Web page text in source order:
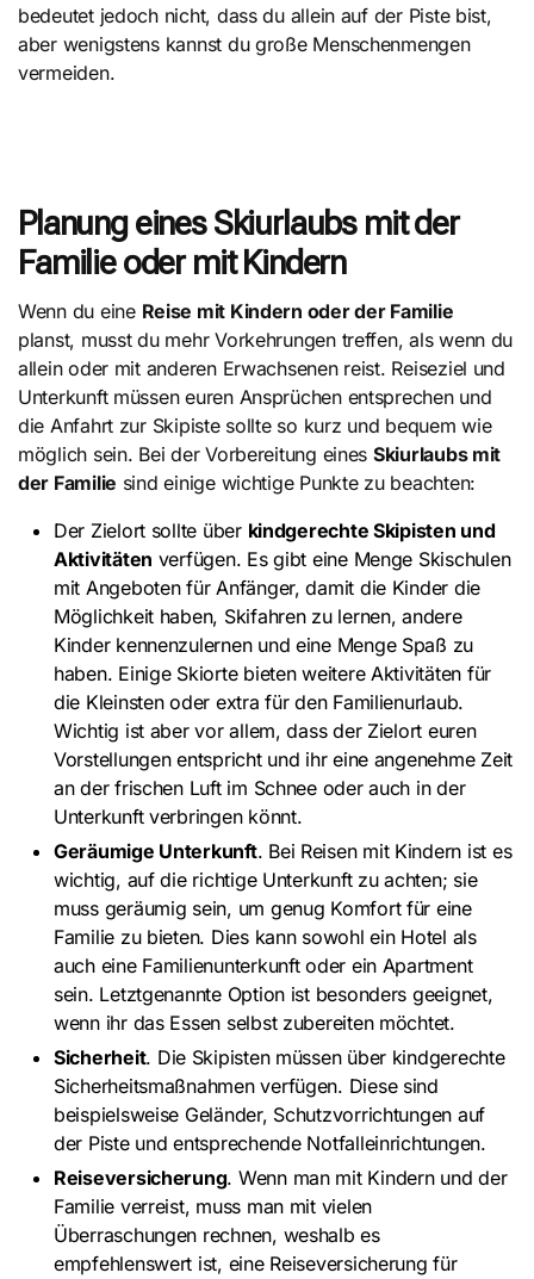
bedeutet jedoch nicht, dass du allein auf der Piste bist,
aber wenigstens kannst du große Menschenmengen
vermeiden.
Planung eines Skiurlaubs mit der
Familie oder mit Kindern
Wenn du eine Reise mit Kindern oder der Familie
planst, musst du mehr Vorkehrungen treffen, als wenn du
allein oder mit anderen Erwachsenen reist. Reiseziel und
Unterkunft müssen euren Ansprüchen entsprechen und
die Anfahrt zur Skipiste sollte so kurz und bequem wie
möglich sein. Bei der Vorbereitung eines Skiurlaubs mit
der Familie sind einige wichtige Punkte zu beachten:
Der Zielort sollte über kindgerechte Skipisten und
Aktivitäten verfügen. Es gibt eine Menge Skischulen
mit Angeboten für Anfänger, damit die Kinder die
Möglichkeit haben, Skifahren zu lernen, andere
Kinder kennenzulernen und eine Menge Spaß zu
haben. Einige Skiorte bieten weitere Aktivitäten für
die Kleinsten oder extra für den Familienurlaub.
Wichtig ist aber vor allem, dass der Zielort euren
Vorstellungen entspricht und ihr eine angenehme Zeit
an der frischen Luft im Schnee oder auch in der
Unterkunft verbringen könnt.
Geräumige Unterkunft. Bei Reisen mit Kindern ist es
wichtig, auf die richtige Unterkunft zu achten; sie
muss geräumig sein, um genug Komfort für eine
Familie zu bieten. Dies kann sowohl ein Hotel als
auch eine Familienunterkunft oder ein Apartment
sein. Letztgenannte Option ist besonders geeignet,
wenn ihr das Essen selbst zubereiten möchtet.
Sicherheit. Die Skipisten müssen über kindgerechte
Sicherheitsmaßnahmen verfügen. Diese sind
beispielsweise Geländer, Schutzvorrichtungen auf
der Piste und entsprechende Notfalleinrichtungen.
Reiseversicherung. Wenn man mit Kindern und der
Familie verreist, muss man mit vielen
Überraschungen rechnen, weshalb es
empfehlenswert ist, eine Reiseversicherung für